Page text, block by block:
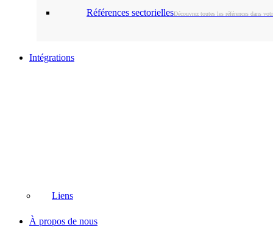
Références sectoriellesDécouvrez toutes les références dans
Intégrations
Liens
À propos de nous